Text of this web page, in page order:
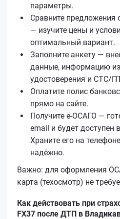
параметры.
Сравните предложения
— изучите цены и
оптимальный вариант.
Заполните анкету —
данные, информацию из
удостоверения и СТС/
Оплатите полис
прямо на сайте.
Получите е‑ОСАГО —
email и будет доступен
Храните его на
надёжно.
Важно: для оформления
карта (техосмотр) не
Как действовать при
FX37 после ДТП в